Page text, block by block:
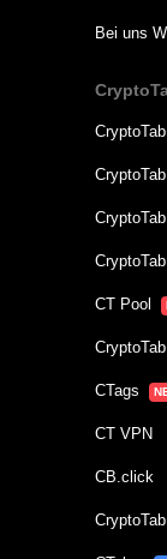
Bei uns
CryptoTab
CryptoTab
CryptoTab
CryptoTab
CT Pool
CryptoTab
CTags
CT VPN
CB.click
CryptoTab